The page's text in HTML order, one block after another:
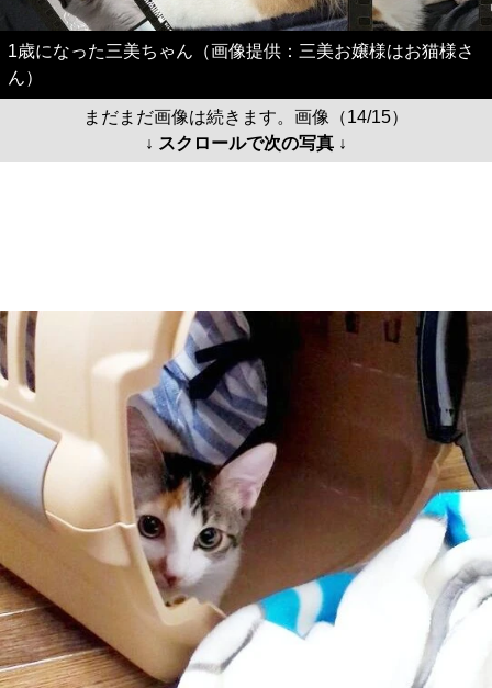
1歳になった三美ちゃん（画像提供：三美お嬢様はお猫様さ
ん）
まだまだ画像は続きます。画像（14/15）
↓ スクロールで次の写真 ↓